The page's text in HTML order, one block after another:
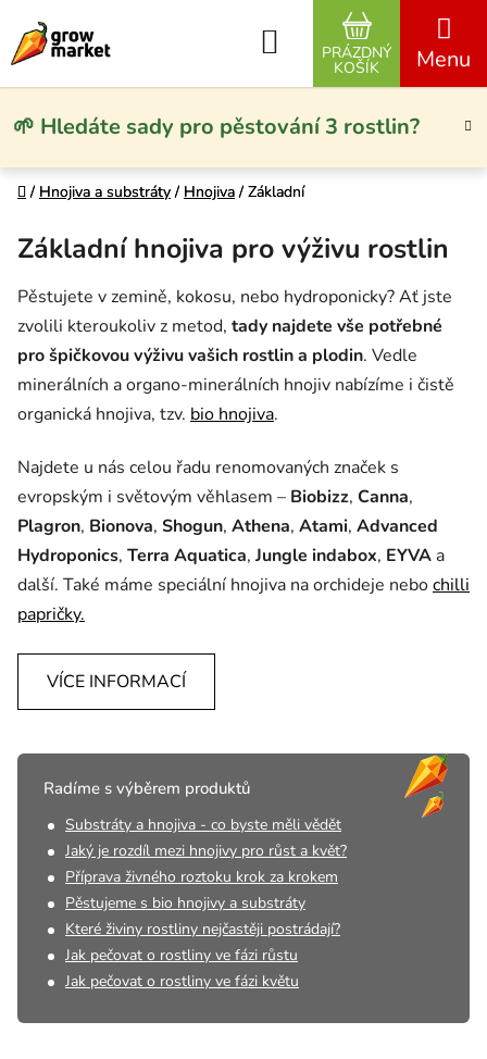
🌱 Hledáte sady pro pěstování 3 rostlin?
Hledat
NÁKUPNÍ
PRÁZDNÝ
KOŠÍK
Domů
/ Hnojiva a substráty / Hnojiva / Základní
Domů
/ Hnojiva a substráty / Hnojiva / Základní
Základní hnojiva pro výživu rostlin
Pěstujete v zemině, kokosu, nebo hydroponicky? Ať jste
zvolili kteroukoliv z metod, tady najdete vše potřebné
pro špičkovou výživu vašich rostlin a plodin. Vedle
minerálních a organo-minerálních hnojiv nabízíme i čistě
organická hnojiva, tzv. bio hnojiva.
Najdete u nás celou řadu renomovaných značek s
evropským i světovým věhlasem – Biobizz, Canna,
Plagron, Bionova, Shogun, Athena, Atami, Advanced
Hydroponics, Terra Aquatica, Jungle indabox, EYVA a
další. Také máme speciální hnojiva na orchideje nebochilli
papričky.
VÍCE INFORMACÍ
Radíme s výběrem produktů
Substráty a hnojiva - co byste měli vědět
Jaký je rozdíl mezi hnojivy pro růst a květ?
Příprava živného roztoku krok za krokem
Pěstujeme s bio hnojivy a substráty
Které živiny rostliny nejčastěji postrádají?
Jak pečovat o rostliny ve fázi růstu
Jak pečovat o rostliny ve fázi květu